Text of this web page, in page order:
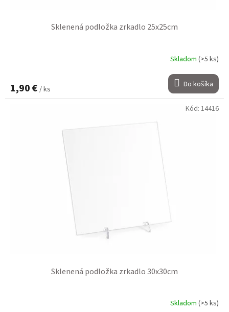
Sklenená podložka zrkadlo 25x25cm
Skladom (>5 ks)
1,90 € / ks Do košíka
Sklenená podložka zrkadlo 30x30cm
Skladom (>5 ks)
Kód: 14416